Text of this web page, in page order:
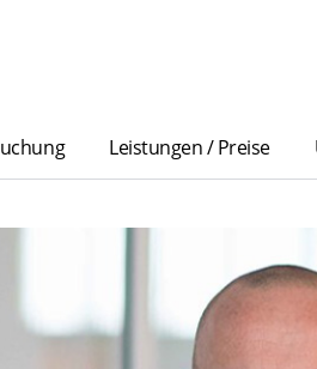
Leistungen / Preise